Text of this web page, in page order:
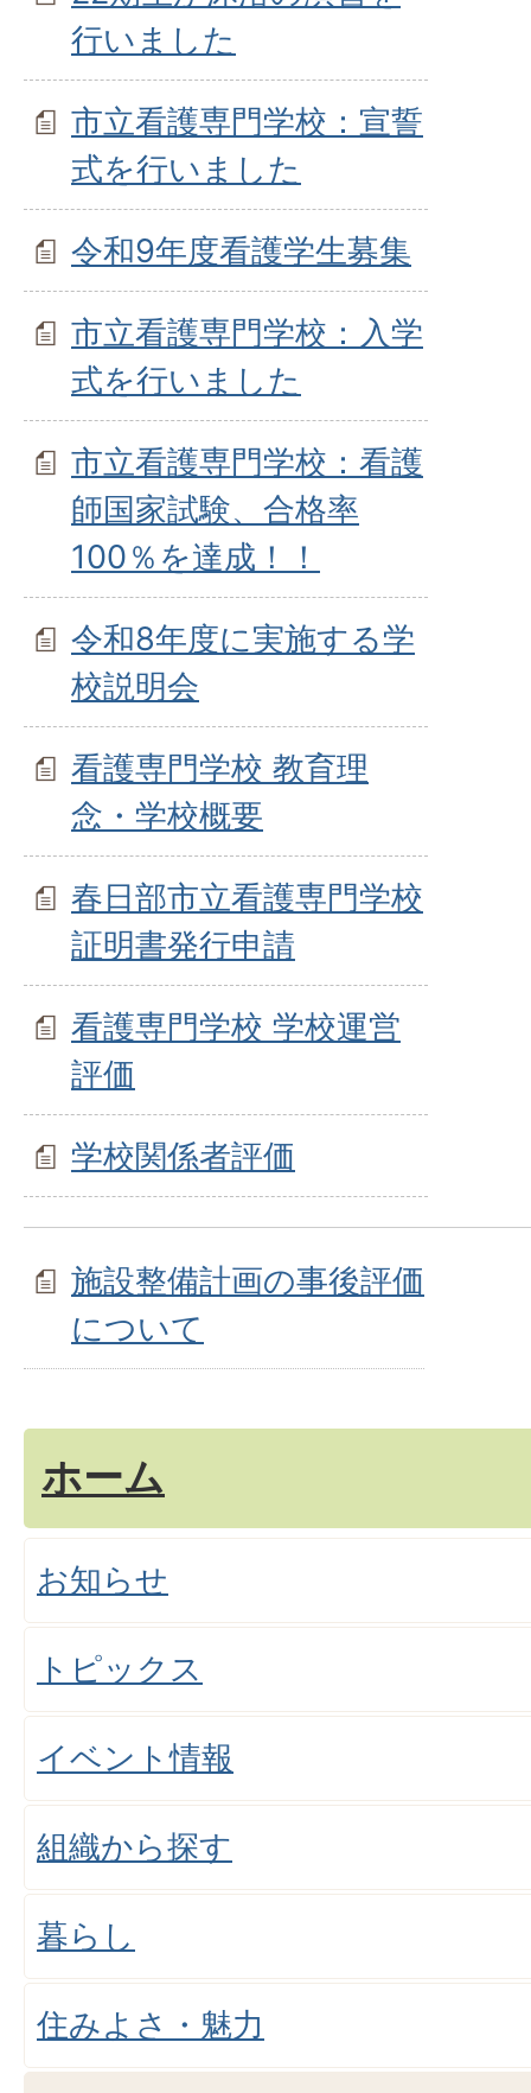
行いました
市立看護専門学校：宣誓
式を行いました
令和9年度看護学生募集
市立看護専門学校：入学
式を行いました
市立看護専門学校：看護
師国家試験、合格率
100％を達成！！
令和8年度に実施する学
校説明会
看護専門学校 教育理
念・学校概要
春日部市立看護専門学校
証明書発行申請
看護専門学校 学校運営
評価
学校関係者評価
施設整備計画の事後評価
について
ホーム
お知らせ
トピックス
イベント情報
組織から探す
暮らし
住みよさ・魅力